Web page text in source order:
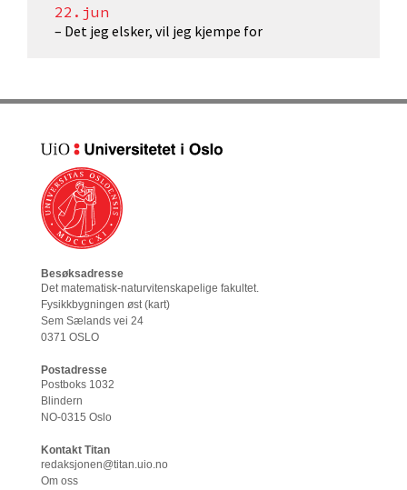
22.jun
– Det jeg elsker, vil jeg kjempe for
Besøksadresse
Det matematisk-naturvitenskapelige fakultet.
Fysikkbygningen øst (kart)
Sem Sælands vei 24
0371 OSLO
Postadresse
Postboks 1032
Blindern
NO-0315 Oslo
Kontakt Titan
redaksjonen@titan.uio.no
Om oss